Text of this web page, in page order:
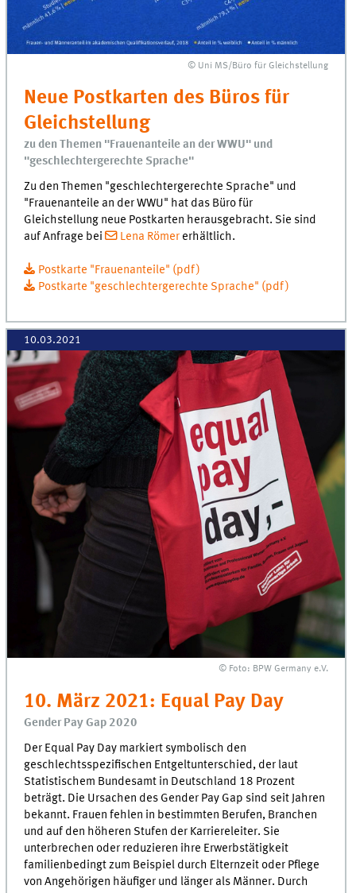
© Uni MS/Büro für Gleichstellung
Neue Postkarten des Büros für
Gleichstellung
zu den Themen "Frauenanteile an der WWU" und
"geschlechtergerechte Sprache"
Zu den Themen "geschlechtergerechte Sprache" und
"Frauenanteile an der WWU" hat das Büro für
Gleichstellung neue Postkarten herausgebracht. Sie sind
auf Anfrage bei
Lena Römer erhältlich.
Postkarte "Frauenanteile" (pdf)
Postkarte "geschlechtergerechte Sprache" (pdf)
10.03.2021
© Foto: BPW Germany e.V.
10. März 2021: Equal Pay Day
Gender Pay Gap 2020
Der Equal Pay Day markiert symbolisch den
geschlechtsspezifischen Entgeltunterschied, der laut
Statistischem Bundesamt in Deutschland 18 Prozent
beträgt. Die Ursachen des Gender Pay Gap sind seit Jahren
bekannt. Frauen fehlen in bestimmten Berufen, Branchen
und auf den höheren Stufen der Karriereleiter. Sie
unterbrechen oder reduzieren ihre Erwerbstätigkeit
familienbedingt zum Beispiel durch Elternzeit oder Pflege
von Angehörigen häufiger und länger als Männer. Durch